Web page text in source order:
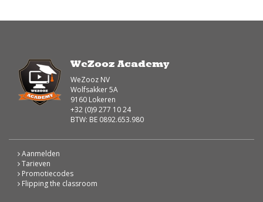
WeZooz Academy
WeZooz NV
Wolfsakker 5A
9160 Lokeren
+32 (0)9 277 10 24
BTW: BE 0892.653.980
Aanmelden
Tarieven
Promotiecodes
Flipping the classroom